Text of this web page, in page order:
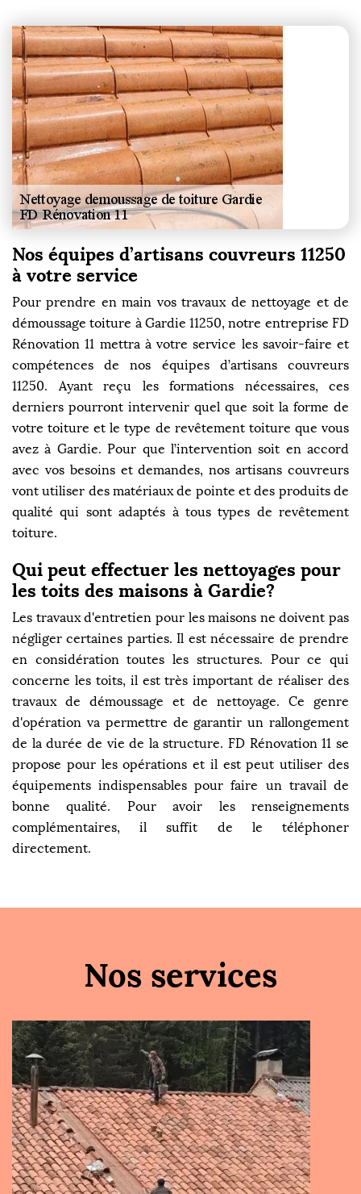
Nos équipes d’artisans couvreurs 11250
à votre service
Pour prendre en main vos travaux de nettoyage et de
démoussage toiture à Gardie 11250, notre entreprise FD
Rénovation 11 mettra à votre service les savoir-faire et
compétences de nos équipes d’artisans couvreurs
11250. Ayant reçu les formations nécessaires, ces
derniers pourront intervenir quel que soit la forme de
votre toiture et le type de revêtement toiture que vous
avez à Gardie. Pour que l’intervention soit en accord
avec vos besoins et demandes, nos artisans couvreurs
vont utiliser des matériaux de pointe et des produits de
qualité qui sont adaptés à tous types de revêtement
toiture.
Qui peut effectuer les nettoyages pour
les toits des maisons à Gardie?
Les travaux d'entretien pour les maisons ne doivent pas
négliger certaines parties. Il est nécessaire de prendre
en considération toutes les structures. Pour ce qui
concerne les toits, il est très important de réaliser des
travaux de démoussage et de nettoyage. Ce genre
d'opération va permettre de garantir un rallongement
de la durée de vie de la structure. FD Rénovation 11 se
propose pour les opérations et il est peut utiliser des
équipements indispensables pour faire un travail de
bonne qualité. Pour avoir les renseignements
complémentaires, il suffit de le téléphoner
directement.
Nos services